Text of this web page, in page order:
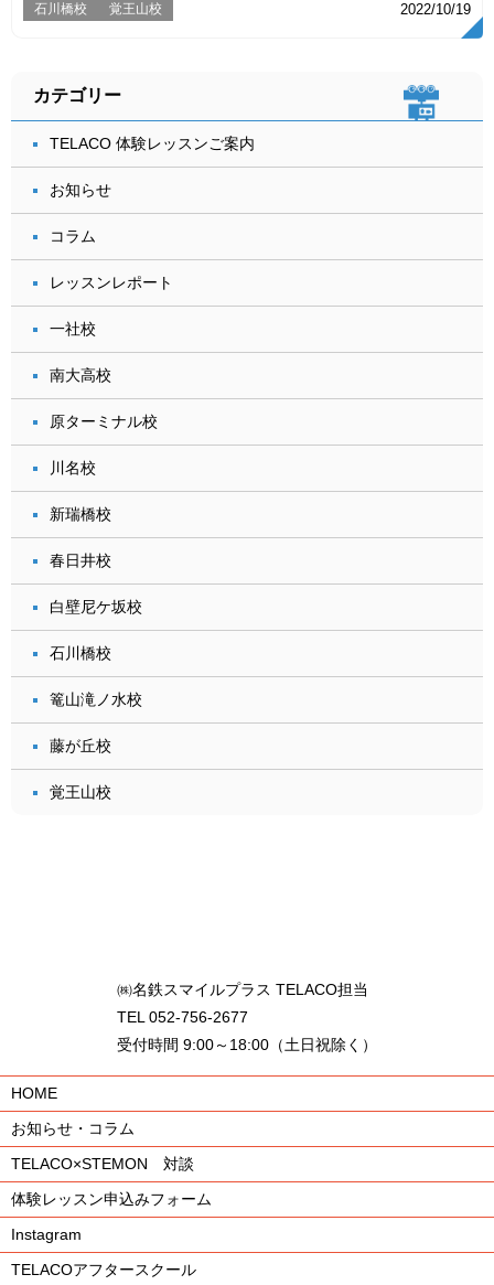
石川橋校
覚王山校 2022/10/19
カテゴリー
TELACO 体験レッスンご案内
お知らせ
コラム
レッスンレポート
一社校
南大高校
原ターミナル校
川名校
新瑞橋校
春日井校
白壁尼ケ坂校
石川橋校
篭山滝ノ水校
藤が丘校
覚王山校
㈱名鉄スマイルプラス TELACO担当
TEL 052-756-2677
受付時間 9:00～18:00（土日祝除く）
HOME
お知らせ・コラム
TELACO×STEMON 対談
体験レッスン申込みフォーム
Instagram
TELACOアフタースクール